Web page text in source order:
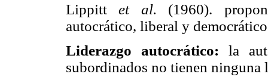
Lippittet al. (1960).
autocrático, liberal y
Liderazgo autocrático: la
subordinados no tienen ninguna